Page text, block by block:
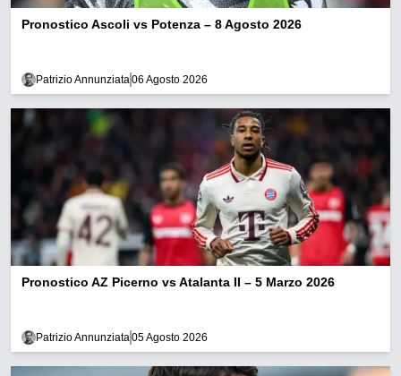
Pronostico Ascoli vs Potenza – 8 Agosto 2026
Patrizio Annunziata 06 Agosto 2026
Pronostico AZ Picerno vs Atalanta II – 5 Marzo 2026
Patrizio Annunziata 05 Agosto 2026